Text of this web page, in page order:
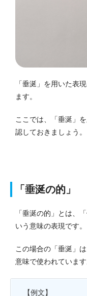
「垂涎」を用いた表
ます。
ここでは、「垂涎」
認しておきましょう。
「垂涎の的」
「垂涎の的」とは、
いう意味の表現です。
この場合の「垂涎」
意味で使われています
【例文】